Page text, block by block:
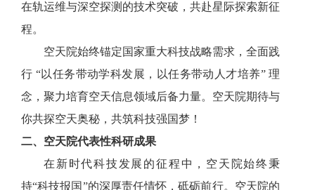
在轨运维与深空探测的技术突破，共赴星际探索新征
程。
空天院始终锚定国家重大科技战略需求，全面践
行 “以任务带动学科发展，以任务带动人才培养” 理
念，聚力培育空天信息领域后备力量。空天院期待与
你共探空天奥秘，共筑科技强国梦！
二、空天院代表性科研成果
在新时代科技发展的征程中，空天院始终秉
持“科技报国”的深厚责任情怀，砥砺前行。空天院的